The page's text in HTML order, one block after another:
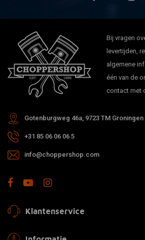
Bij vragen
levertijden,
algemene
één van de
contact met
Gotenburgweg 46a, 9723 TM
+31 85 06 06 06 5
info@choppershop.com
Klantenservice